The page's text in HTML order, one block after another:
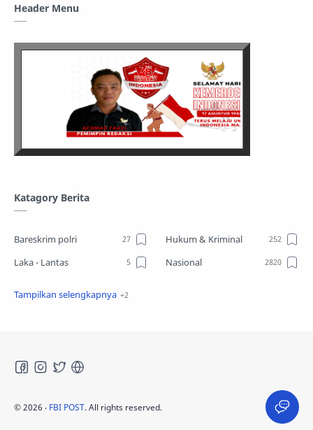
Header Menu
Katagory Berita
Bareskrim polri
Hukum & Kriminal
Laka - Lantas
Nasional
©2026 ‧ FBI POST. All rights reserved.